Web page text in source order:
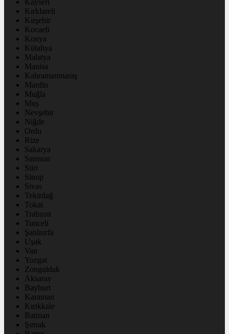
Kayseri
Kırklareli
Kırşehir
Kocaeli
Konya
Kütahya
Malatya
Manisa
Kahramanmaraş
Mardin
Muğla
Muş
Nevşehir
Niğde
Ordu
Rize
Sakarya
Samsun
Siirt
Sinop
Sivas
Tekirdağ
Tokat
Trabzon
Tunceli
Şanlıurfa
Uşak
Van
Yozgat
Zonguldak
Aksaray
Bayburt
Karaman
Kırıkkale
Batman
Şırnak